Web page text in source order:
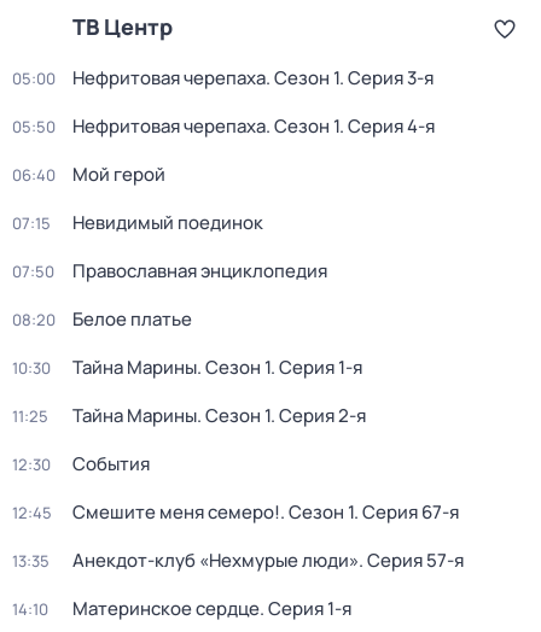
ТВ Центр
05:00 Нефритовая черепаха. Сезон 1. Серия 3-я
05:50 Нефритовая черепаха. Сезон 1. Серия 4-я
06:40 Мой герой
07:15 Невидимый поединок
07:50 Православная энциклопедия
08:20 Белое платье
10:30 Тайна Марины. Сезон 1. Серия 1-я
11:25 Тайна Марины. Сезон 1. Серия 2-я
12:30 События
12:45 Смешите меня семеро!. Сезон 1. Серия 67-я
13:35 Анекдот-клуб «Нехмурые люди». Серия 57-я
14:10 Материнское сердце. Серия 1-я